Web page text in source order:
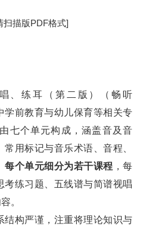
扫描版PDF格式]
、练耳（第二版）（畅听
学前教育与幼儿保育等相关专
七个单元构成，涵盖音及音
用标记与音乐术语、音程、
每个单元细分为若干课程 ，每
练习题、五线谱与简谱视唱
。
结构严谨，注重将理论知识与